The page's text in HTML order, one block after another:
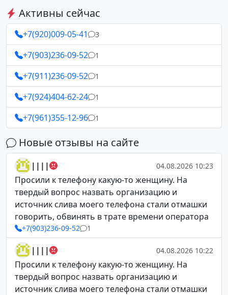
Активны сейчас
+7(920)009-05-41 3
+7(903)236-09-52 1
+7(911)236-09-52 1
+7(924)404-62-24 1
+7(961)355-12-96 1
Новые отзывы на сайте
|||| 04.08.2026 10:23
Просили к телефону какую-то женщину. На
твердый вопрос назвать организацию и
источник слива моего телефона стали отмашки
говорить, обвинять в трате времени оператора
+7(903)236-09-52 1
|||| 04.08.2026 10:22
Просили к телефону какую-то женщину. На
твердый вопрос назвать организацию и
источник слива моего телефона стали отмашки